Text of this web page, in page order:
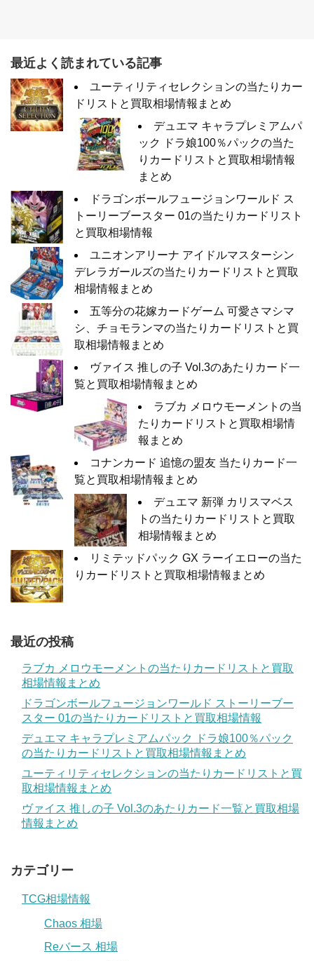
最近よく読まれている記事
ユーティリティセレクションの当たりカー
ドリストと買取相場情報まとめ
デュエマ キャラプレミアムパ
ック ドラ娘100％パックの当た
りカードリストと買取相場情報
まとめ
ドラゴンボールフュージョンワールド ス
トーリーブースター 01の当たりカードリスト
と買取相場情報
ユニオンアリーナ アイドルマスターシン
デレラガールズの当たりカードリストと買取
相場情報まとめ
五等分の花嫁カードゲーム 可愛さマシマ
シ、チョモランマの当たりカードリストと買
取相場情報まとめ
ヴァイス 推しの子 Vol.3のあたりカード一
覧と買取相場情報まとめ
ラブカ メロウモーメントの当
たりカードリストと買取相場情
報まとめ
コナンカード 追憶の盟友 当たりカード一
覧と買取相場情報まとめ
デュエマ 新弾 カリスマベス
トの当たりカードリストと買取
相場情報まとめ
リミテッドパック GX ラーイエローの当た
りカードリストと買取相場情報まとめ
最近の投稿
ラブカ メロウモーメントの当たりカードリストと買取
相場情報まとめ
ドラゴンボールフュージョンワールド ストーリーブー
スター 01の当たりカードリストと買取相場情報
デュエマ キャラプレミアムパック ドラ娘100％パック
の当たりカードリストと買取相場情報まとめ
ユーティリティセレクションの当たりカードリストと買
取相場情報まとめ
ヴァイス 推しの子 Vol.3のあたりカード一覧と買取相場
情報まとめ
カテゴリー
TCG相場情報
Chaos 相場
Reバース 相場